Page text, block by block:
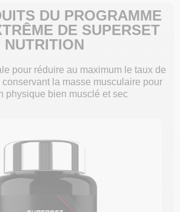
DU PROGRAMME
DE SUPERSET
NUTRITION
pour réduire au maximum le taux de
la masse musculaire pour
physique bien musclé et sec